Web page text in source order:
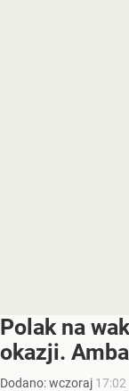
Polak na
okazji.
Dodano:wczoraj 17:02